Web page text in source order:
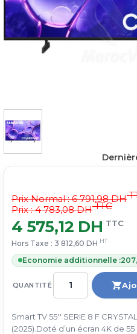
QUANTITÉ
Prix Normal :6 791,98 DH
Prix : 4 783,08 DHTTC
4 575,12 DH TTC
Hors Taxe : 3 812,60 DH HT
Economie additionnelle :
Smart TV 55'' SERIE 8 F
(2025).Doté d’un écran 4K de